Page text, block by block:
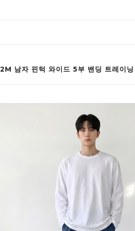
남자 핀턱 와이드 5부 밴딩 트레이닝